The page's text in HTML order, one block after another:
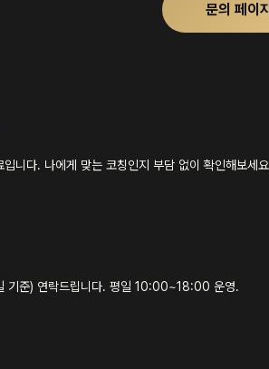
문의 페이
니다. 나에게 맞는 코칭인지 부담 없이 확인해보세
기준) 연락드립니다. 평일 10:00~18:00 운영.